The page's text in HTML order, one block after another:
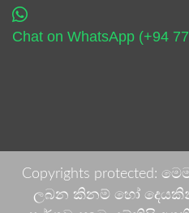
Chat on WhatsApp (+94
Copyrights protected:
ලබන කිනම් හෝ